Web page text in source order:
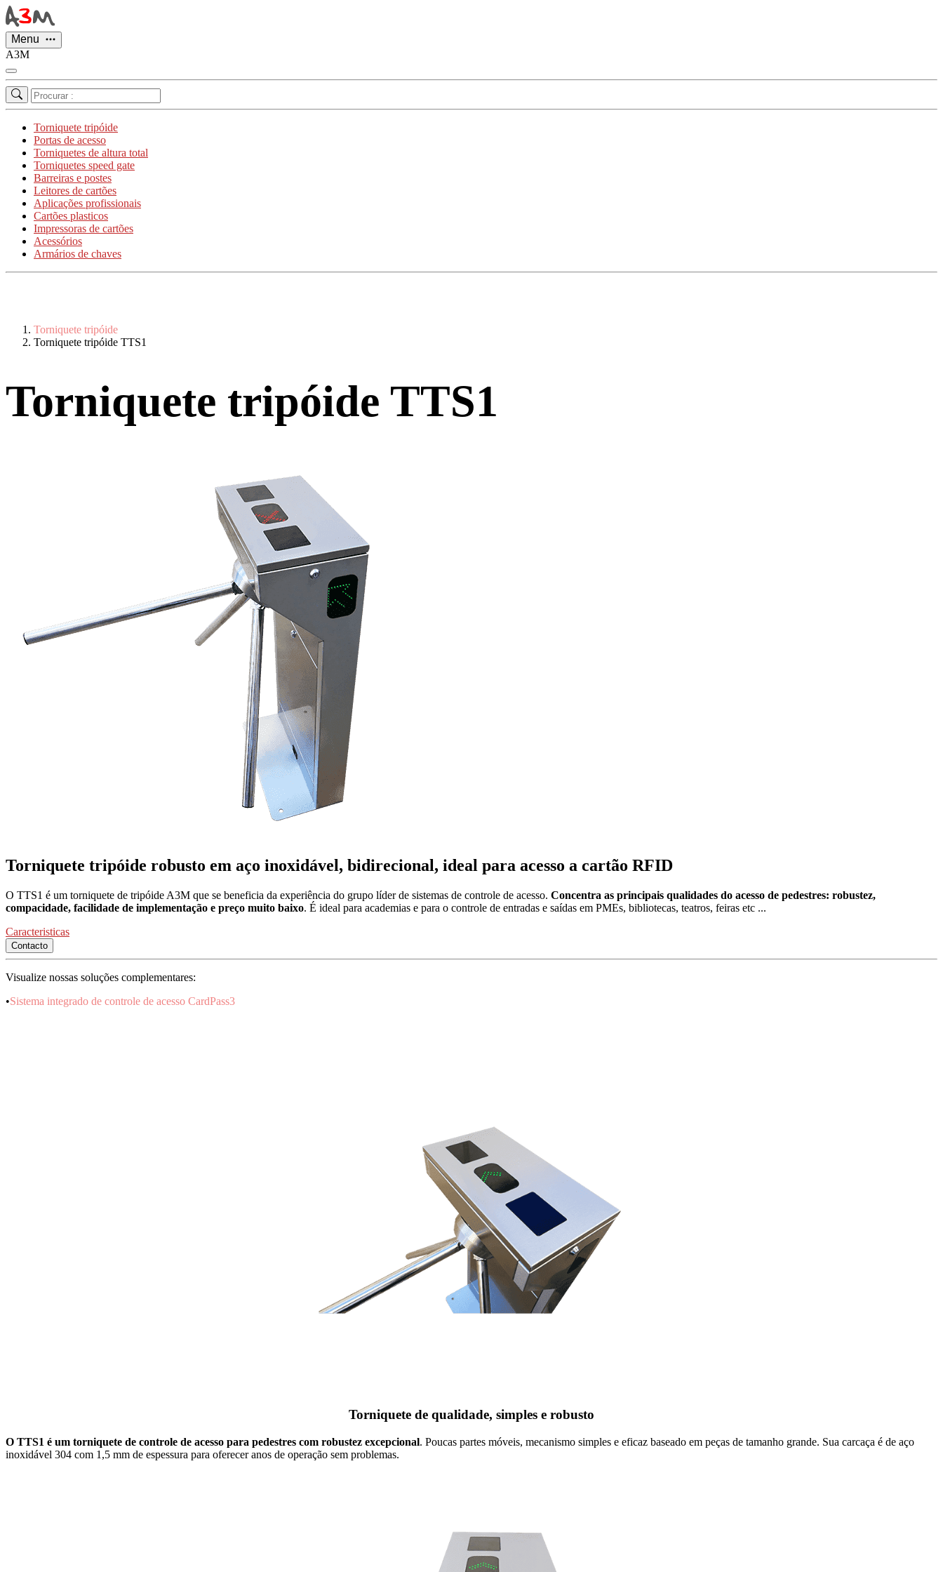
Menu
A3M
Torniquete tripóide
Portas de acesso
Torniquetes de altura total
Torniquetes speed gate
Barreiras e postes
Leitores de cartões
Aplicações profissionais
Cartões plasticos
Impressoras de cartões
Acessórios
Armários de chaves
Torniquete tripóide
Torniquete tripóide TTS1
Torniquete tripóide TTS1
Torniquete tripóide robusto em aço inoxidável, bidirecional, ideal para acesso a cartão RFID
O TTS1 é um torniquete de tripóide A3M que se beneficia da experiência do grupo líder de sistemas de controle de acesso. Concentra as principais qualidades do acesso de pedestres: robustez,
compacidade, facilidade de implementação e preço muito baixo. É ideal para academias e para o controle de entradas e saídas em PMEs, bibliotecas, teatros, feiras etc ...
Caracteristicas
Contacto
Visualize nossas soluções complementares:
•Sistema integrado de controle de acesso CardPass3
Torniquete de qualidade, simples e robusto
O TTS1 é um torniquete de controle de acesso para pedestres com robustez excepcional. Poucas partes móveis, mecanismo simples e eficaz baseado em peças de tamanho grande. Sua carcaça é de aço
inoxidável 304 com 1,5 mm de espessura para oferecer anos de operação sem problemas.
Painel de Gerenciamento de Cookies